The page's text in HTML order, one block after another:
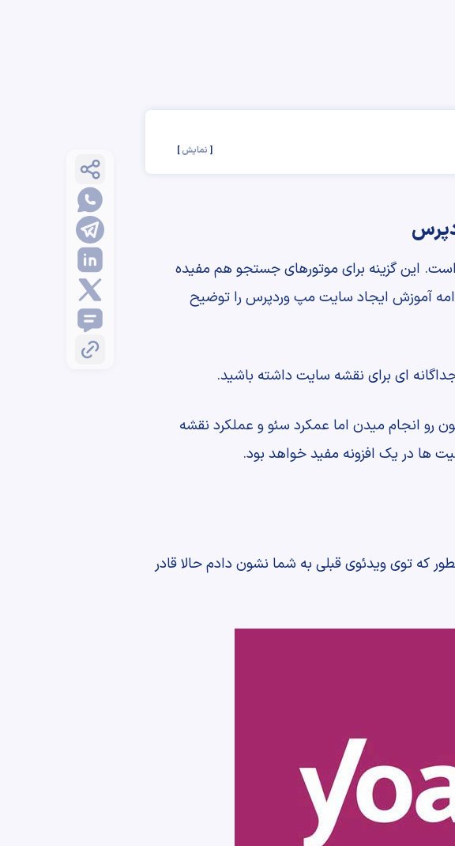
نمایش
عملکرد نقشه سایت XML است. این گزینه برای موتورهای جستجو هم مفیده
آموزش ایجاد سایت مپ وردپرس را توضیح
ای برای نقشه سایت داشته باشید.
انجام میدن اما عمکرد سئو و عملکرد نقشه
که توی ویدئوی قبلی به شما نشون دادم حالا قادر